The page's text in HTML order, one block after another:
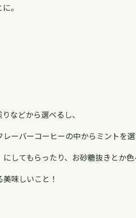
。
などから選べるし、
ーバーコーヒーの中からミントを選
してもらったり、お砂糖抜きとか
味しいこと！